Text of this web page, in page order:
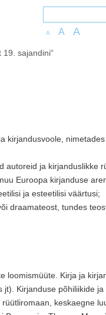
A A A
19. sajandini“
kirjandusvoole,
autoreid ja kirjanduslikke
Euroopa kirjanduse
ja esteetilisi väärtusi;
draamateost, tundes
loomismüüte. Kirja ja
Kirjanduse põhiliikide
keskaegne